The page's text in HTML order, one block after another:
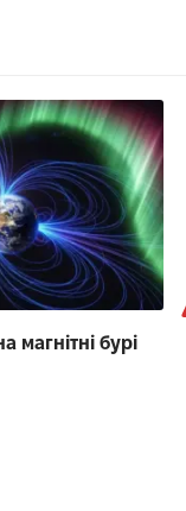
магнітні бурі